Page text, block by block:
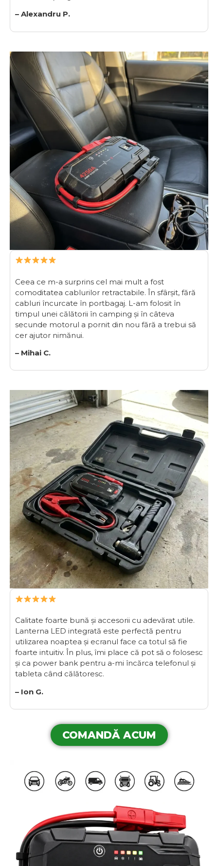
– Alexandru P.
Ceea ce m-a surprins cel mai mult a fost
comoditatea cablurilor retractabile. În sfârșit, fără
cabluri încurcate în portbagaj. L-am folosit în
timpul unei călătorii în camping și în câteva
secunde motorul a pornit din nou fără a trebui să
cer ajutor nimănui.
– Mihai C.
Calitate foarte bună și accesorii cu adevărat utile.
Lanterna LED integrată este perfectă pentru
utilizarea noaptea și ecranul face ca totul să fie
foarte intuitiv. În plus, îmi place că pot să o folosesc
și ca power bank pentru a-mi încărca telefonul și
tableta când călătoresc.
– Ion G.
COMANDĂ ACUM